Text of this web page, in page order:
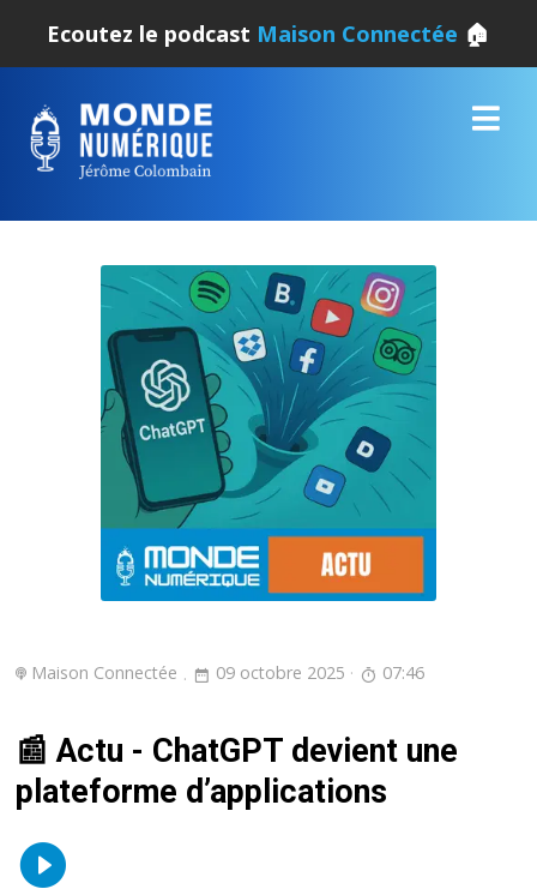
Ecoutez le podcast Maison Connectée 🏠
Maison Connectée 09 octobre 2025 07:46
📰 Actu - ChatGPT devient une
plateforme d’applications